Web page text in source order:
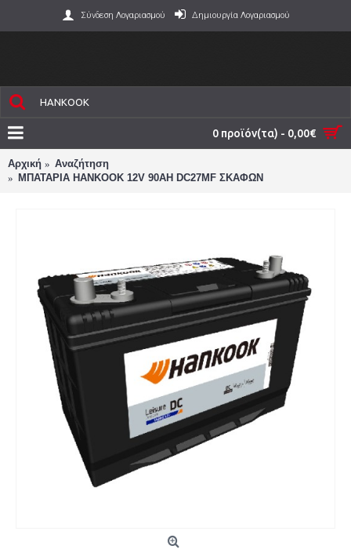
Σύνδεση Λογαριασμού Δημιουργία Λογαριασμού
0 προϊόν(τα) - 0,00€
Αρχική
Αναζήτηση
ΜΠΑΤΑΡΙΑ HANKOOK 12V 90AH DC27MF ΣΚΑΦΩΝ